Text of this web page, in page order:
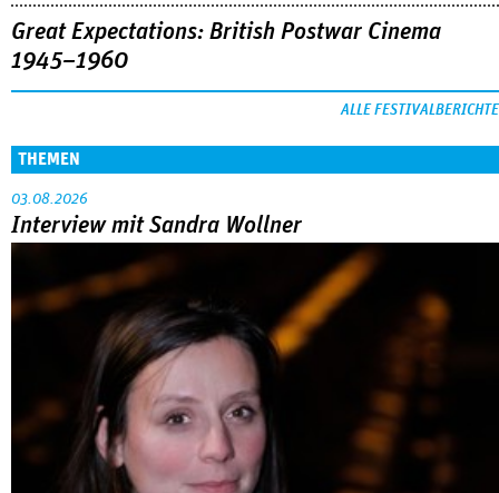
Great Expectations: British Postwar Cinema
1945–1960
ALLE FESTIVALBERICHTE
THEMEN
03.08.2026
Interview mit Sandra Wollner